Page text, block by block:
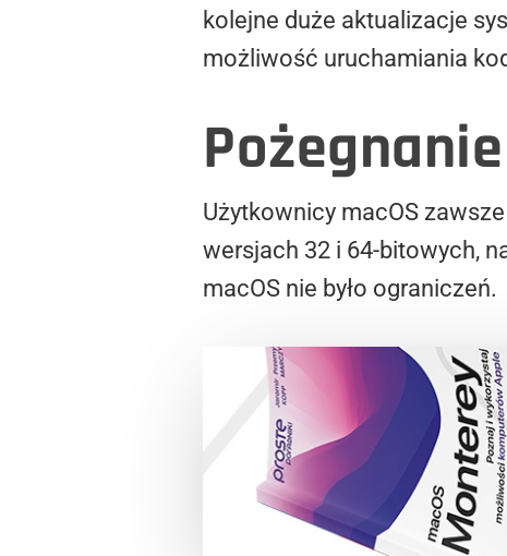
kolejne duże aktualizacje
możliwość uruchamiania
Użytkownicy macOS
wersjach 32 i 64-bitowych,
macOS nie było ograniczeń.